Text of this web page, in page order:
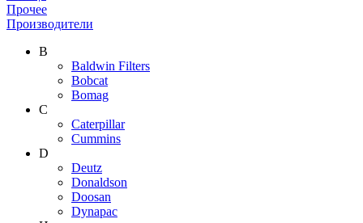
Прочее
Производители
B
Baldwin Filters
Bobcat
Bomag
C
Caterpillar
Cummins
D
Deutz
Donaldson
Doosan
Dynapac